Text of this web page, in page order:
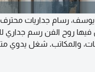
يوسف، رسام جداريات
روح الفن رسم جداري
والمكاتب. شغل يدوي